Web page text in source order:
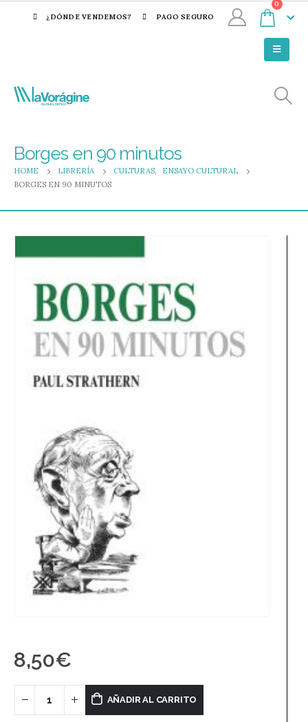
¿DÓNDE VENDEMOS? PAGO SEGURO
0
Borges en 90 minutos
HOME LIBRERÍA CULTURAS,
ENSAYO CULTURAL
BORGES EN 90 MINUTOS
8,50€
AÑADIR AL CARRITO